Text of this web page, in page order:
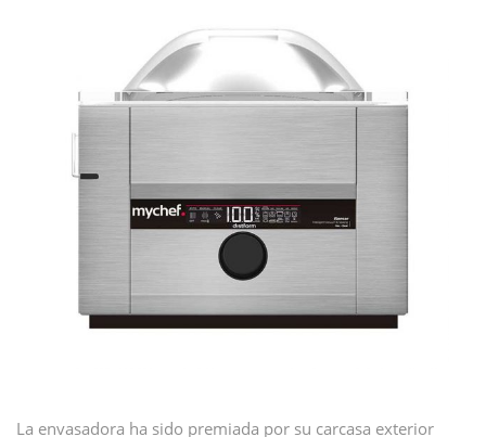
La envasadora ha sido premiada por su carcasa exterior